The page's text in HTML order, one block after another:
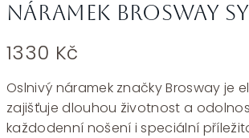
Náramek Brosway
1330 Kč
Oslnivý náramek značky Brosway je
zajišťuje dlouhou životnost a
každodenní nošení i speciální